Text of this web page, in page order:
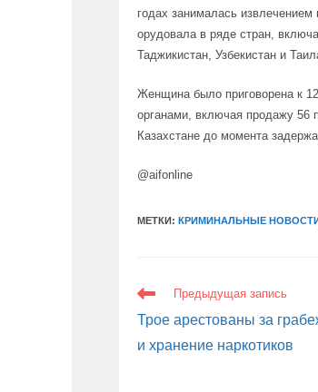
годах занималась
орудовала в ряде стран,
Таджикистан, Узбекистан и
Женщина было приговорена к
органами, включая продажу 56
Казахстане до момента
@aifonline
МЕТКИ:КРИМИНАЛЬНЫЕ
ЕЩЕ
СТАТЬИ
Предыдущая запись
Трое арестованы за
и хранение наркотиков